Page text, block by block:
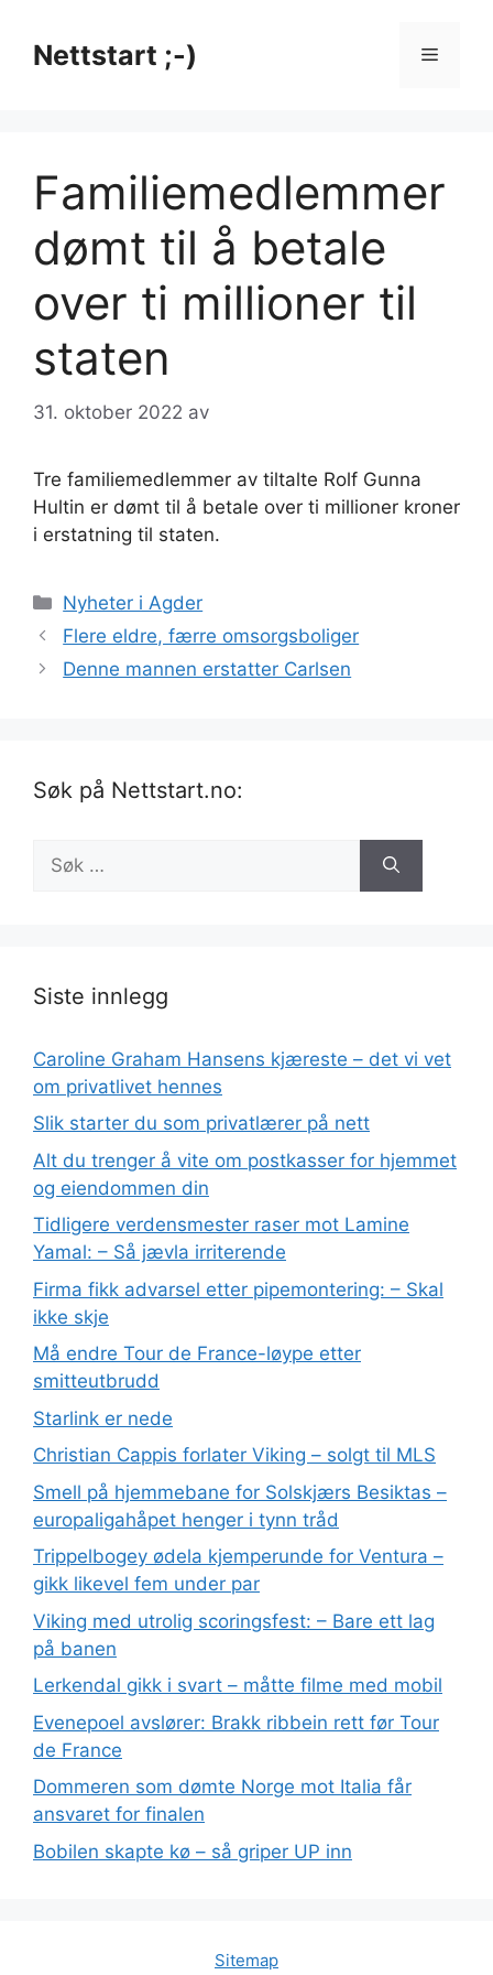
innholdNettstart ;-) Meny
Fami­liemed­lemmer
dømt til å betale
over ti millioner til
staten
31. oktober 2022 av
Tre familiemedlemmer av tiltalte Rolf Gunna
Hultin er dømt til å betale over ti millioner kroner
i erstatning til staten.
Kategorier
Nyheter i Agder
Flere eldre, færre omsorgsboliger
Denne mannen erstatter Carlsen
Søk på Nettstart.no:
etter:
Siste innlegg
Caroline Graham Hansens kjæreste – det vi vet
om privatlivet hennes
Slik starter du som privatlærer på nett
Alt du trenger å vite om postkasser for hjemmet
og eiendommen din
Tidligere verdensmester raser mot Lamine
Yamal: – Så jævla irriterende
Firma fikk advarsel etter pipemontering: – Skal
ikke skje
Må endre Tour de France-løype etter
smitteutbrudd
Starlink er nede
Christian Cappis forlater Viking – solgt til MLS
Smell på hjemmebane for Solskjærs Besiktas –
europaligahåpet henger i tynn tråd
Trippelbogey ødela kjemperunde for Ventura –
gikk likevel fem under par
Viking med utrolig scoringsfest: – Bare ett lag
på banen
Lerkendal gikk i svart – måtte filme med mobil
Evenepoel avslører: Brakk ribbein rett før Tour
de France
Dommeren som dømte Norge mot Italia får
ansvaret for finalen
Bobilen skapte kø – så griper UP inn
Sitemap